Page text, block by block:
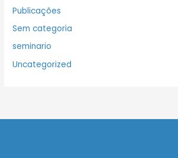
Publicações
Sem categoria
seminario
Uncategorized